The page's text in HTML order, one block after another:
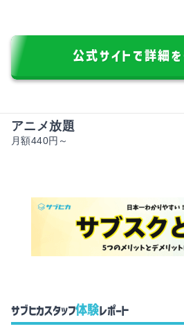
公式サイトで詳細を
アニメ放題
月額440円～
サブヒカスタッフ体験レポート